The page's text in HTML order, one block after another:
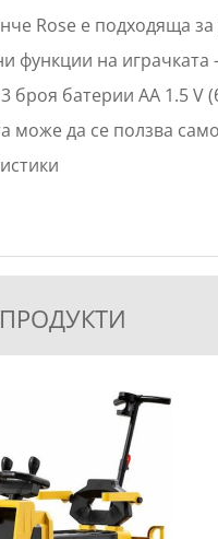
Rose е подходяща
функции на играчката
броя батерии AA 1.5 V
може да се ползва